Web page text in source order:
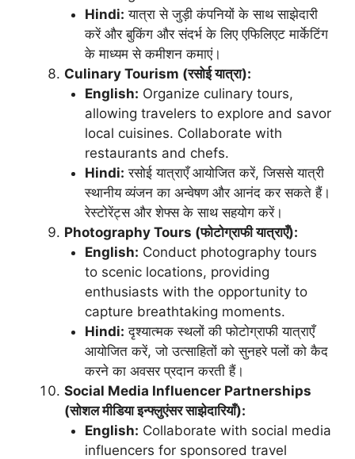
Hindi: यात्रा से जुड़ी कंपनियों के साथ साझेदारी
करें और बुकिंग और संदर्भ के लिए एफिलिएट मार्केटिंग
के माध्यम से कमीशन कमाएं।
Culinary Tourism (रसोई यात्रा):
English: Organize culinary tours,
allowing travelers to explore and savor
local cuisines. Collaborate with
restaurants and chefs.
Hindi: रसोई यात्राएँ आयोजित करें, जिससे यात्री
स्थानीय व्यंजन का अन्वेषण और आनंद कर सकते हैं।
रेस्टोरेंट्स और शेफ्स के साथ सहयोग करें।
Photography Tours (फोटोग्राफी यात्राएँ):
English: Conduct photography tours
to scenic locations, providing
enthusiasts with the opportunity to
capture breathtaking moments.
Hindi: दृश्यात्मक स्थलों की फोटोग्राफी यात्राएँ
आयोजित करें, जो उत्साहितों को सुनहरे पलों को कैद
करने का अवसर प्रदान करती हैं।
Social Media Influencer Partnerships
(सोशल मीडिया इन्फ्लुएंसर साझेदारियाँ):
English: Collaborate with social media
influencers for sponsored travel